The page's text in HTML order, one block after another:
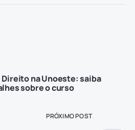
Direito na Unoeste: saiba
sobre o curso
PRÓXIMO POST